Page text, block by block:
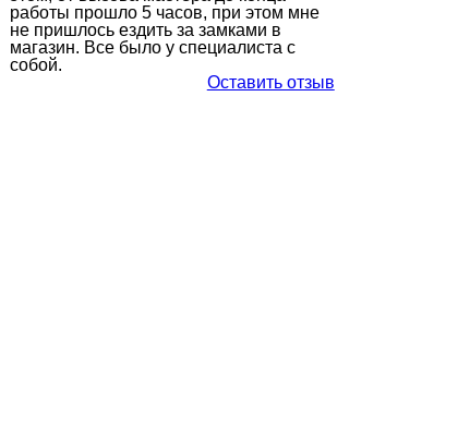
работы прошло 5 часов, при этом мне
не пришлось ездить за замками в
магазин. Все было у специалиста с
собой.
Оставить отзыв